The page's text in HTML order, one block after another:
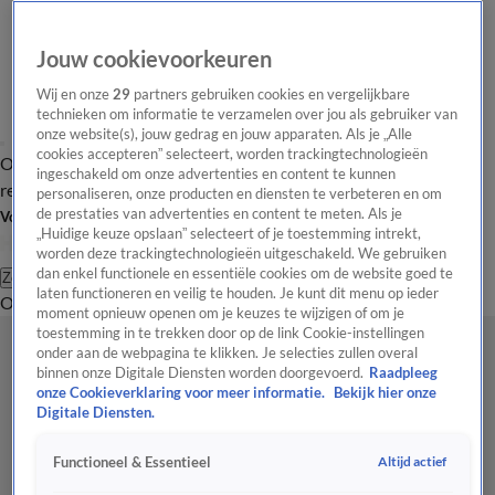
Overzicht Laatste nieuws Regionieuws Het beste van Hart
Tip de
redactie
Volg Hart van Nederland
Zoeken
OverzichtRegioUitzendingenWeerTip de redactiePanelVideo's
Jouw cookievoorkeuren
Wij en onze29 partners gebruiken cookies en vergelijkbare
technieken om informatie te verzamelen over jou als gebruiker van
onze website(s), jouw gedrag en jouw apparaten. Als je „Alle
cookies accepteren” selecteert, worden trackingtechnologieën
ingeschakeld om onze advertenties en content te kunnen
personaliseren, onze producten en diensten te verbeteren en om
de prestaties van advertenties en content te meten. Als je
„Huidige keuze opslaan” selecteert of je toestemming intrekt,
worden deze trackingtechnologieën uitgeschakeld. We gebruiken
dan enkel functionele en essentiële cookies om de website goed te
laten functioneren en veilig te houden. Je kunt dit menu op ieder
moment opnieuw openen om je keuzes te wijzigen of om je
toestemming in te trekken door op de link Cookie-instellingen
onder aan de webpagina te klikken. Je selecties zullen overal
binnen onze Digitale Diensten worden doorgevoerd. Raadpleeg
onze Cookieverklaring voor meer informatie.
Bekijk hier onze
Digitale Diensten.
Functioneel & Essentieel Altijd actief